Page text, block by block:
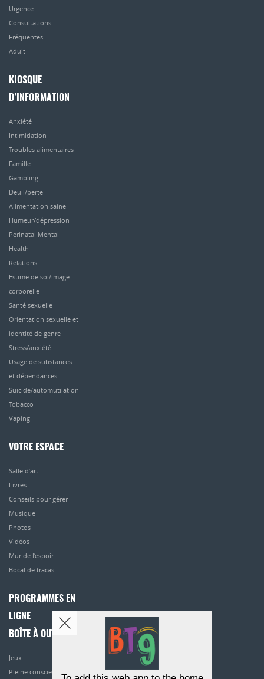
Urgence
Consultations
Fréquentes
Adult
KIOSQUE
D’INFORMATION
Anxiété
Intimidation
Troubles alimentaires
Famille
Gambling
Deuil/perte
Alimentation saine
Humeur/dépression
Perinatal Mental
Health
Relations
Estime de soi/image
corporelle
Santé sexuelle
Orientation sexuelle et
identité de genre
Stress/anxiété
Usage de substances
et dépendances
Suicide/automutilation
Tobacco
Vaping
VOTRE ESPACE
Salle d’art
Livres
Conseils pour gérer
Musique
Photos
Vidéos
Mur de l’espoir
Bocal de tracas
PROGRAMMES EN
LIGNE
BOÎTE À OUTILS
Jeux
Pleine conscience